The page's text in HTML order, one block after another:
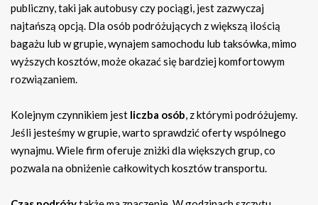
publiczny, taki jak autobusy czy pociągi, jest zazwyczaj
najtańszą opcją. Dla osób podróżujących z większą ilością
bagażu lub w grupie, wynajem samochodu lub taksówka, mimo
wyższych kosztów, może okazać się bardziej komfortowym
rozwiązaniem.
Kolejnym czynnikiem jest liczba osób, z którymi podróżujemy.
Jeśli jesteśmy w grupie, warto sprawdzić oferty wspólnego
wynajmu. Wiele firm oferuje zniżki dla większych grup, co
pozwala na obniżenie całkowitych kosztów transportu.